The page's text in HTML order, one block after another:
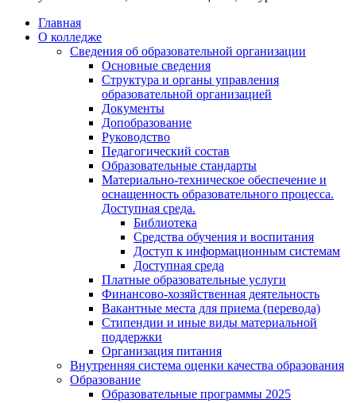
Главная
О колледже
Сведения об образовательной организации
Основные сведения
Структура и органы управления
образовательной организацией
Документы
Допобразование
Руководство
Педагогический состав
Образовательные стандарты
Материально-техническое обеспечение и
оснащенность образовательного процесса.
Доступная среда.
Библиотека
Средства обучения и воспитания
Доступ к информационным системам
Доступная среда
Платные образовательные услуги
Финансово-хозяйственная деятельность
Вакантные места для приема (перевода)
Стипендии и иные виды материальной
поддержки
Организация питания
Внутренняя система оценки качества образования
Образование
Образовательные программы 2025